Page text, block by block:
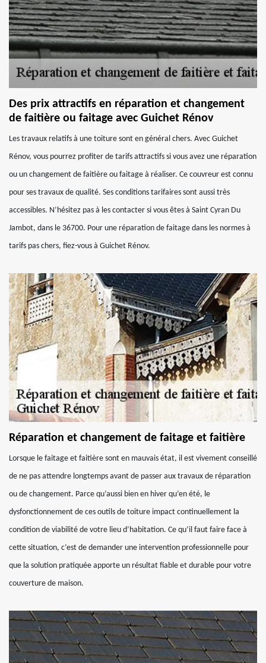
Des prix attractifs en réparation et changement
de faitière ou faitage avec Guichet Rénov
Les travaux relatifs à une toiture sont en général chers. Avec Guichet
Rénov, vous pourrez profiter de tarifs attractifs si vous avez une réparation
ou un changement de faitière ou faitage à réaliser. Ce couvreur est connu
pour ses travaux de qualité. Ses conditions tarifaires sont aussi très
accessibles. N’hésitez pas à les contacter si vous êtes à Saint Cyran Du
Jambot, dans le 36700. Pour une réparation de faitage dans les normes à
tarifs pas chers, fiez-vous à Guichet Rénov.
Réparation et changement de faitage et faitière
Lorsque le faitage et faitière sont en mauvais état, il est vivement conseillé
de ne pas attendre longtemps avant de passer aux travaux de réparation
ou de changement. Parce qu’aussi bien en hiver qu’en été, le
dysfonctionnement de ces outils de toiture impact continuellement la
condition de viabilité de votre lieu d’habitation. Ce qu’il faut faire face à
cette situation, c’est de demander une intervention professionnelle pour
que la solution pratiquée apporte un résultat fiable et durable pour votre
couverture de maison.